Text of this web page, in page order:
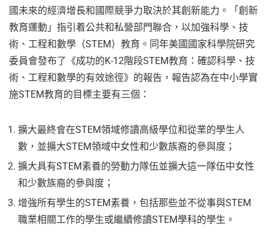
國未來的經濟增長和國際競爭力取決於其創新能力。「創新
教育運動」指引着公共和私營部門聯合，以加強科學、技
術、工程和數學（STEM）教育。同年美國國家科學院研究
委員會發布了《成功的K-12階段STEM教育：確認科學、技
術、工程和數學的有效途徑》的報告，報告認為在中小學實
施STEM教育的目標主要有三個：
擴大最終會在STEM領域修讀高級學位和從業的學生人
數，並擴大STEM領域中女性和少數族裔的參與度；
擴大具有STEM素養的勞動力隊伍並擴大這一隊伍中女性
和少數族裔的參與度；
增強所有學生的STEM素養，包括那些並不從事與STEM
職業相關工作的學生或繼續修讀STEM學科的學生。